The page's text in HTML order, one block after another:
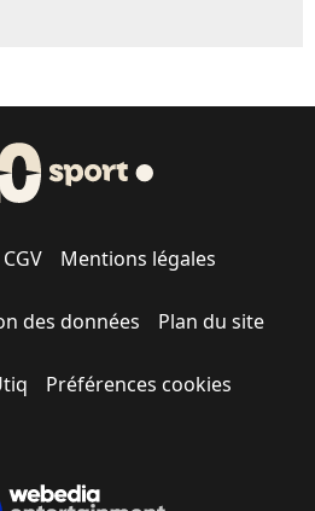
CGV Mentions légales
des données Plan du site
Préférences cookies